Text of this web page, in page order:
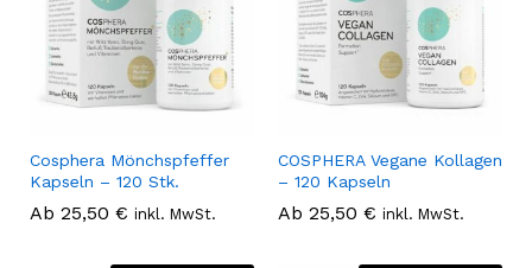
Cosphera Mönchspfeffer
Kapseln – 120 Stk.
Ab 25,50 € inkl. MwSt.
COSPHERA Vegane Kollagen
– 120 Kapseln
Ab 25,50 € inkl. MwSt.